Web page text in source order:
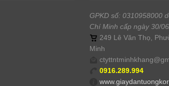
GPKD số: 0310958000
Chí Minh cấp ngày 30/
249 Lê Văn Thọ,
Minh
0916.289.994